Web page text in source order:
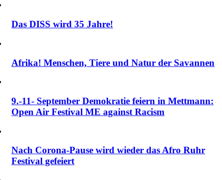
Das DISS wird 35 Jahre!
Afrika! Menschen, Tiere und Natur der Savannen
9.-11- September Demokratie feiern in Mettmann:
Open Air Festival ME against Racism
Nach Corona-Pause wird wieder das Afro Ruhr
Festival gefeiert